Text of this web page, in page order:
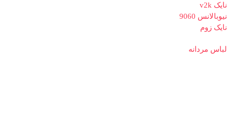
نایک v2k
نیوبالانس 9060
نایک زوم
لباس مردانه